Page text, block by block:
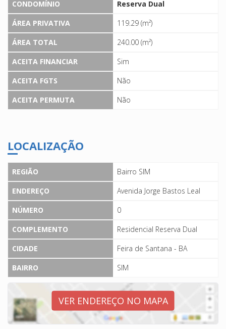
CONDOMÍNIO
Reserva Dual
ÁREA PRIVATIVA
119.29 (m²)
ÁREA TOTAL
240.00 (m²)
ACEITA FINANCIAR
Sim
ACEITA FGTS
Não
ACEITA PERMUTA
Não
LOCALIZAÇÃO
REGIÃO
Bairro SIM
ENDEREÇO
Avenida Jorge Bastos Leal
NÚMERO
0
COMPLEMENTO
Residencial Reserva Dual
CIDADE
Feira de Santana - BA
BAIRRO
SIM
VER ENDEREÇO NO MAPA